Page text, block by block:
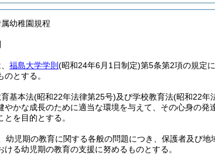
幼稚園規程
福島大学学則 (昭和24年6月1日制定)第5条第2項の規定
とする。
基本法(昭和22年法律第25号)及び学校教育法(昭和22年
やかな成長のために適当な環境を与えて、その心身の
を目的とする。
幼児期の教育に関する各般の問題につき、保護者及び
ける幼児期の教育の支援に努めるものとする。